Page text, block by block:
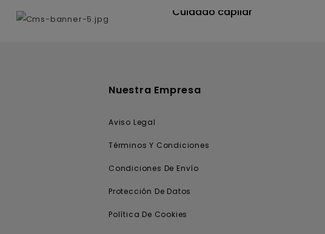
Cuidado capilar
Nuestra Empresa
Aviso Legal
Términos Y Condiciones
Condiciones De Envío
Protección De Datos
Política De Cookies